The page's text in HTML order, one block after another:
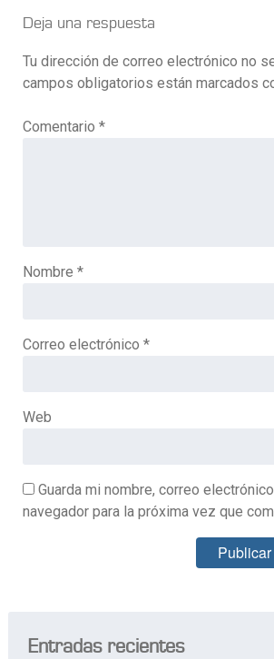
Deja una respuesta
Tu dirección de correo electrónico no
campos obligatorios están marcados
Comentario *
Nombre *
Correo electrónico *
Web
Guarda mi nombre, correo
navegador para la próxima vez que
Entradas recientes